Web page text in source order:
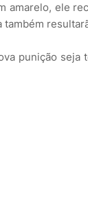
amarelo, ele
punição seja